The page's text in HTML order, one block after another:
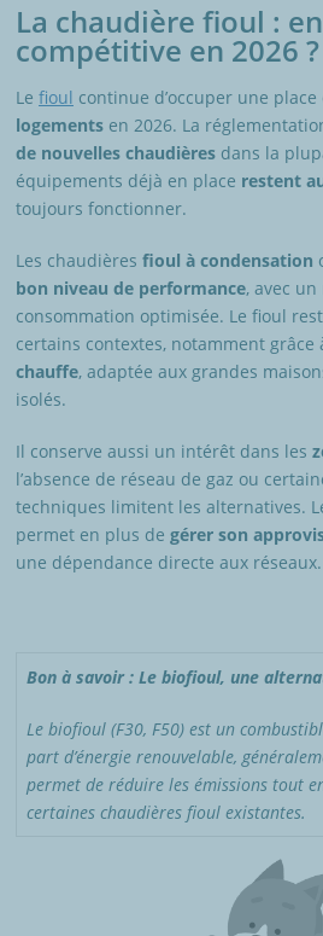
La chaudière fioul :
compétitive en 2026 ?
Le fioul continue d’occuper une place
logements en 2026. La
de nouvelles chaudières dans la
équipements déjà en place restent
toujours fonctionner.
Les chaudières fioul à condensation
bon niveau de performance, avec
consommation optimisée. Le fioul
certains contextes, notamment grâce
chauffe, adaptée aux grandes
isolés.
Il conserve aussi un intérêt dans les
l’absence de réseau de gaz ou
techniques limitent les alternatives.
permet en plus de gérer son
une dépendance directe aux réseaux.
Bon à savoir : Le biofioul, une
Le biofioul (F30, F50) est un
part d’énergie renouvelable,
permet de réduire les émissions tout
certaines chaudières fioul existantes.